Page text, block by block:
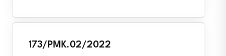
173/PMK.02/2022